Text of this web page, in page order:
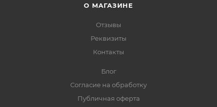
О МАГАЗИНЕ
Отзывы
Реквизиты
Контакты
Блог
Согласие на обработку
Публичная оферта